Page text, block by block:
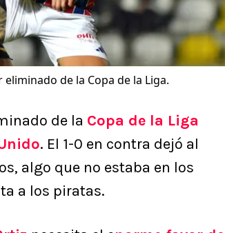
de la Copa de la Liga.
de la Copa de la Liga
. El 1-0 en contra dejó al
algo que no estaba en los
a los piratas.